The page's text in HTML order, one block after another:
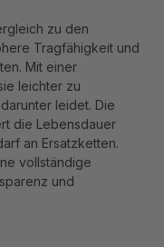
zu den
Tragfähigkeit und
Mit einer
leichter zu
leidet. Die
die Lebensdauer
an Ersatzketten.
vollständige
und